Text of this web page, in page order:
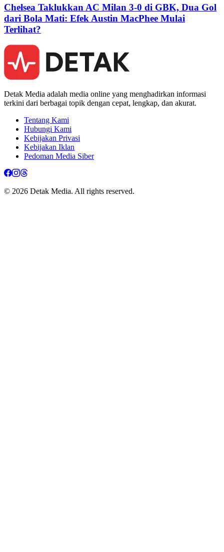
Chelsea Taklukkan AC Milan 3-0 di GBK, Dua Gol
dari Bola Mati: Efek Austin MacPhee Mulai
Terlihat?
Detak Media adalah media online yang menghadirkan informasi
terkini dari berbagai topik dengan cepat, lengkap, dan akurat.
Tentang Kami
Hubungi Kami
Kebijakan Privasi
Kebijakan Iklan
Pedoman Media Siber
© 2026 Detak Media. All rights reserved.